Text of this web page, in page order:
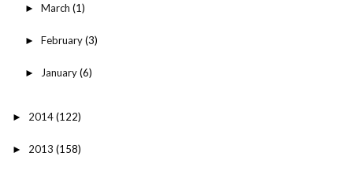
► March (1)
► February(3)
► January(6)
► 2014(122)
► 2013 (158)